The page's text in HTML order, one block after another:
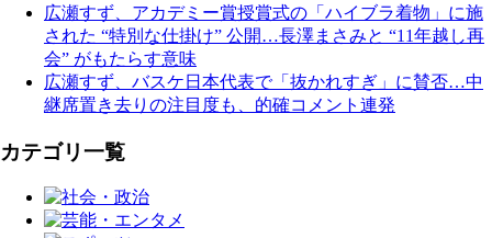
広瀬すず、アカデミー賞授賞式の「ハイブラ着物」に施
された “特別な仕掛け” 公開…長澤まさみと “11年越し再
会” がもたらす意味
広瀬すず、バスケ日本代表で「抜かれすぎ」に賛否…中
継席置き去りの注目度も、的確コメント連発
カテゴリ一覧